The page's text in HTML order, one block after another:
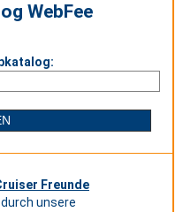
WebFee
Freunde
unsere